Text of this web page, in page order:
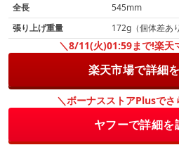
全長
545mm
張り上げ重量
172g（個体差あ
＼8/11(火)01:59まで!楽天
楽天市場で詳細
＼ボーナスストアPlusで
ヤフーで詳細を